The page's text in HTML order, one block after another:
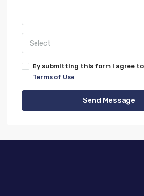
Select
By submitting this form I agree to
Terms of Use
Send Message